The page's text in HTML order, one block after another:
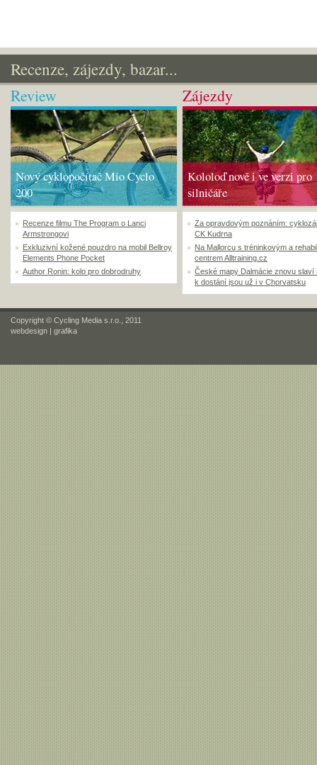
Recenze, zájezdy, bazar...
Review
Nový cyklopočítač Mio Cyclo
200
Recenze filmu The Program o Lanci
Armstrongovi
Exkluzivní kožené pouzdro na mobil Bellroy
Elements Phone Pocket
Author Ronin: kolo pro dobrodruhy
Zájezdy
Kololoď nově i ve verzi pro
silničáře
Za opravdovým poznáním:
CK Kudrna
Na Mallorcu s tréninkovým a
centrem Alltraining.cz
České mapy Dalmácie znovu slaví
k dostání jsou už i v Chorvatsku
Copyright © Cycling Media s.r.o., 2011
webdesign | grafika